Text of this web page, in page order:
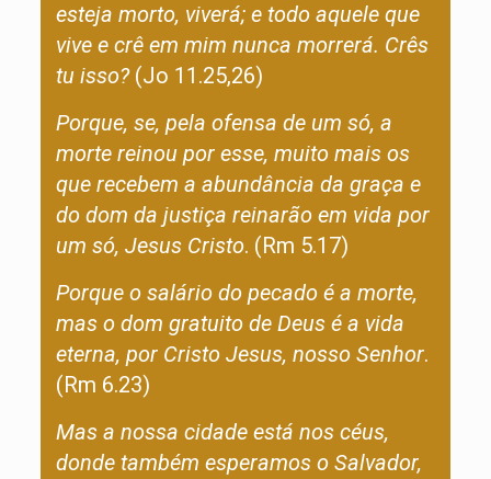
esteja morto, viverá; e todo aquele que
vive e crê em mim nunca morrerá. Crês
tu isso? (Jo 11.25,26)
Porque, se, pela ofensa de um só, a
morte reinou por esse, muito mais os
que recebem a abundância da graça e
do dom da justiça reinarão em vida por
um só, Jesus Cristo. (Rm 5.17)
Porque o salário do pecado é a morte,
mas o dom gratuito de Deus é a vida
eterna, por Cristo Jesus, nosso Senhor.
(Rm 6.23)
Mas a nossa cidade está nos céus,
donde também esperamos o Salvador,